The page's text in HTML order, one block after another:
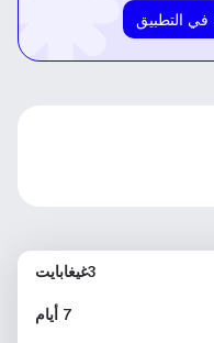
في التطبيق
3غيغابايت
7 أيام